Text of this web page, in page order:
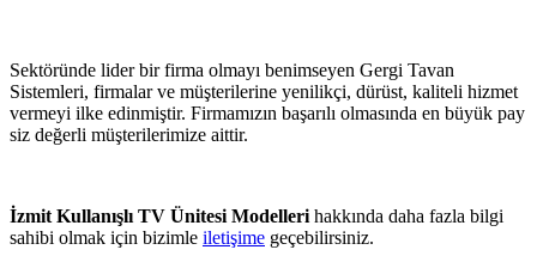
Sektöründe lider bir firma olmayı benimseyen Gergi Tavan
Sistemleri, firmalar ve müşterilerine yenilikçi, dürüst, kaliteli hizmet
vermeyi ilke edinmiştir. Firmamızın başarılı olmasında en büyük pay
siz değerli müşterilerimize aittir.
İzmit Kullanışlı TV Ünitesi Modelleri hakkında daha fazla bilgi
sahibi olmak için bizimle iletişime geçebilirsiniz.